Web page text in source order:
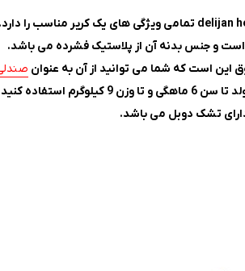
و جنس بدنه آن از پلاستیک فشرده می باشد.
است که شما می توانید از آن به عنوان
استفاده کنید.
تشک دوبل می باشد.